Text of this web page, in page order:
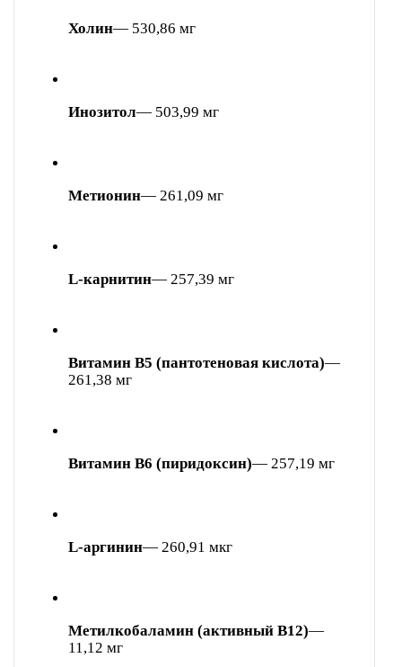
Холин— 530,86 мг
Инозитол— 503,99 мг
Метионин— 261,09 мг
L-карнитин— 257,39 мг
Витамин В5 (пантотеновая кислота)—
261,38 мг
Витамин В6 (пиридоксин)— 257,19 мг
L-аргинин— 260,91 мкг
Метилкобаламин (активный B12)—
11,12 мг